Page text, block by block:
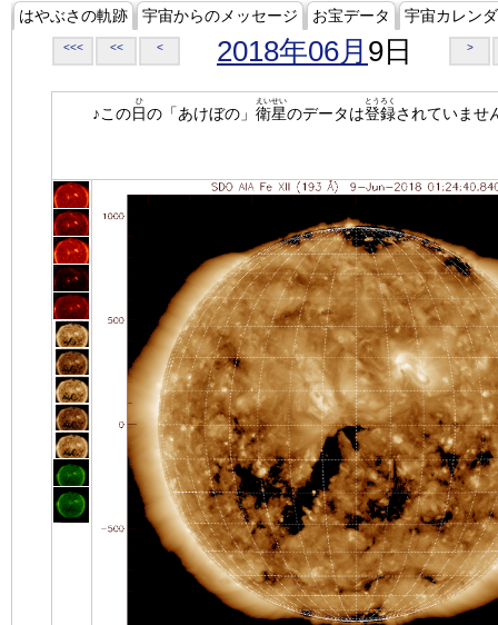
はやぶさの軌跡 宇宙からのメッセージ お宝データ 宇宙カレン
<<< << < 2018年06月 9日 >
♪この日
ひ
の「あけぼの」 衛星
えいせい
のデータは登録
とうろく
されていませ